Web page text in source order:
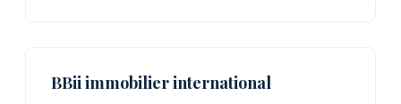
BBii immobilier international